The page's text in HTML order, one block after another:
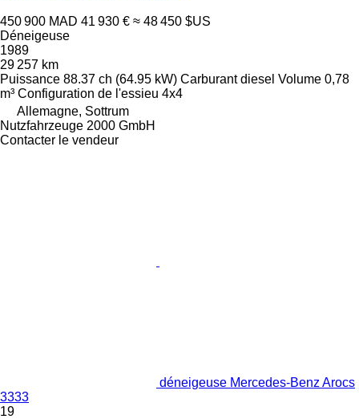
450 900 MAD 41 930 € ≈ 48 450 $US
Déneigeuse
1989
29 257 km
Puissance 88.37 ch (64.95 kW) Carburant diesel Volume 0,78
m³ Configuration de l'essieu 4x4
Allemagne, Sottrum
Nutzfahrzeuge 2000 GmbH
Contacter le vendeur
déneigeuse Mercedes-Benz Arocs
3333
19